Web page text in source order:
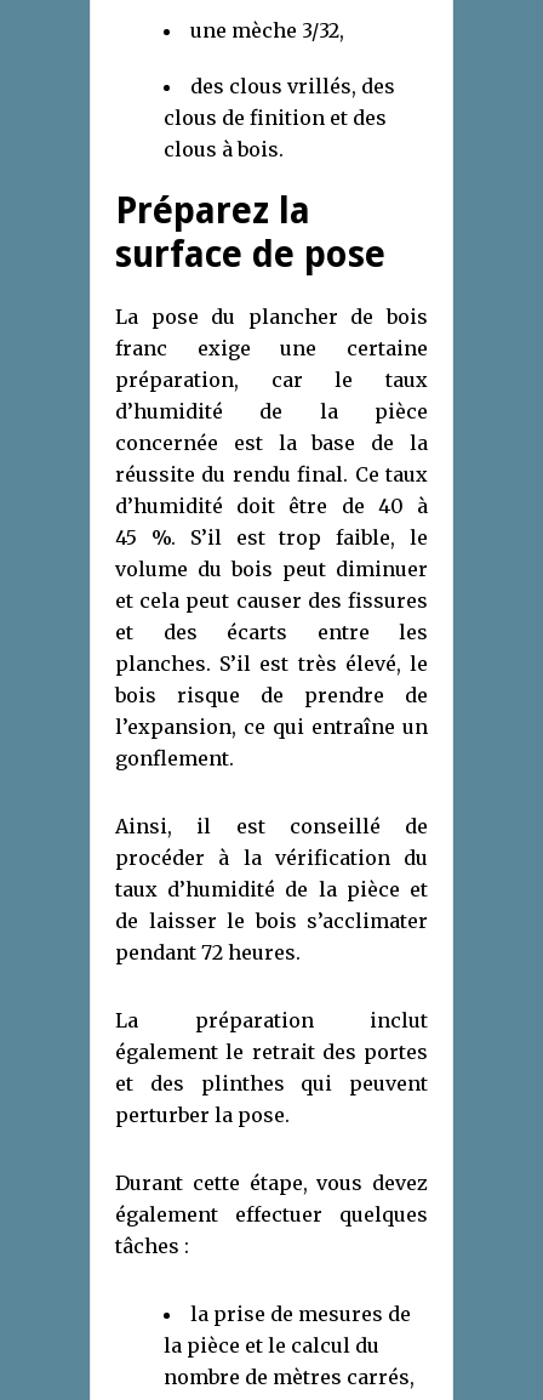
une mèche 3/32,
des clous vrillés, des
clous de finition et des
clous à bois.
Préparez la
surface de pose
La pose du plancher de bois
franc exige une certaine
préparation, car le taux
d’humidité de la pièce
concernée est la base de la
réussite du rendu final. Ce taux
d’humidité doit être de 40 à
45 %. S’il est trop faible, le
volume du bois peut diminuer
et cela peut causer des fissures
et des écarts entre les
planches. S’il est très élevé, le
bois risque de prendre de
l’expansion, ce qui entraîne un
gonflement.
Ainsi, il est conseillé de
procéder à la vérification du
taux d’humidité de la pièce et
de laisser le bois s’acclimater
pendant 72 heures.
La préparation inclut
également le retrait des portes
et des plinthes qui peuvent
perturber la pose.
Durant cette étape, vous devez
également effectuer quelques
tâches :
la prise de mesures de
la pièce et le calcul du
nombre de mètres carrés,